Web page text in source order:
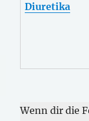
Diuretika
Wenn dir die